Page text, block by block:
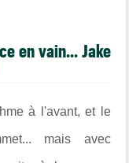
en vain... Jake
à l'avant, et le
mais avec